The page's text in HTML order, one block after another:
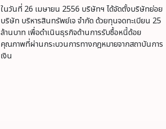
ในวันที่ 26 เมษายน 2556 บริษัทฯ ได้จัดตั้งบริษัทย่อย
บริษัท บริหารสินทรัพย์เจ จำกัด ด้วยทุนจดทะเบียน 25
ล้านบาท เพื่อดำเนินธุรกิจด้านการรับซื้อหนี้ด้อย
คุณภาพที่ผ่านกระบวนการทางกฎหมายจากสถาบันการ
เงิน